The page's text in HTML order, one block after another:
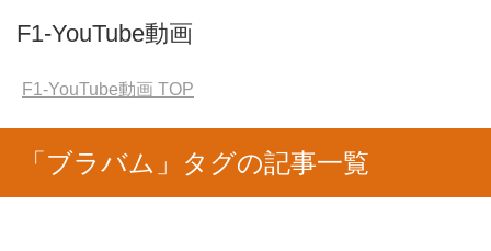
F1-YouTube動画
F1-YouTube動画 TOP
「ブラバム」タグの記事一覧